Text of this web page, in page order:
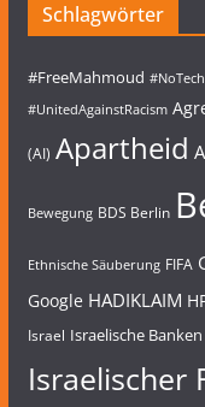
Schlagwörter
#FreeMahmoud
#UnitedAgainstRacism
(AI) Apartheid
Bewegung BDS Berlin
Ethnische Säuberung FIFA
Google HADIKLAIM
Israel Israelische Banken
Israelischer